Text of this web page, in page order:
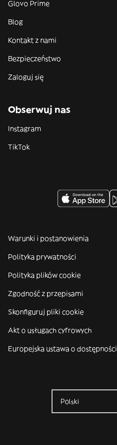
Glovo Prime
Blog
Kontakt z nami
Bezpieczeństwo
Zaloguj się
Obserwuj nas
Instagram
TikTok
Warunki i postanowienia
Polityka prywatności
Polityka plików cookie
Zgodność z przepisami
Skonfiguruj pliki cookie
Akt o usługach cyfrowych
Europejska ustawa o dostępności